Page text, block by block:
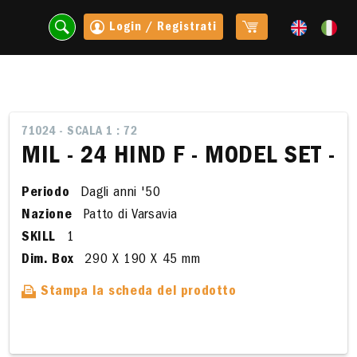
Login / Registrati
71024 - SCALA 1 : 72
MIL - 24 HIND F - MODEL SET -
Periodo
Dagli anni '50
Nazione
Patto di Varsavia
SKILL
1
Dim. Box
290 X 190 X 45 mm
Stampa la scheda del prodotto